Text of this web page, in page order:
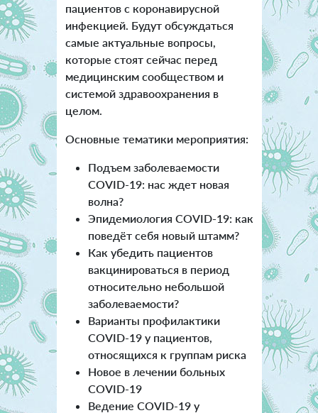
пациентов с коронавирусной
инфекцией. Будут обсуждаться
самые актуальные вопросы,
которые стоят сейчас перед
медицинским сообществом и
системой здравоохранения в
целом.
Основные тематики мероприятия:
Подъем заболеваемости
COVID-19: нас ждет новая
волна?
Эпидемиология COVID-19: как
поведёт себя новый штамм?
Как убедить пациентов
вакцинироваться в период
относительно небольшой
заболеваемости?
Варианты профилактики
COVID-19 у пациентов,
относящихся к группам риска
Новое в лечении больных
COVID-19
Ведение COVID-19 у